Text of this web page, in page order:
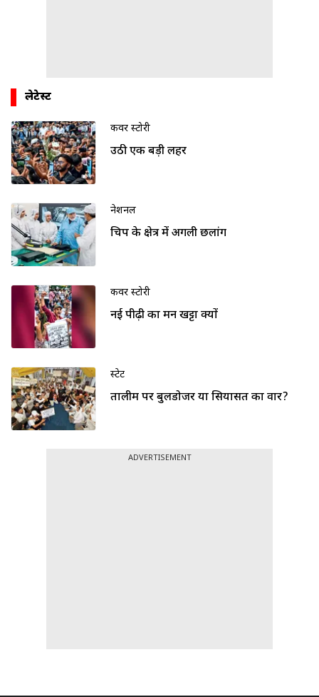
लेटेस्ट
कवर स्टोरी
उठी एक बड़ी लहर
नेशनल
चिप के क्षेत्र में अगली छलांग
कवर स्टोरी
नई पीढ़ी का मन खट्टा क्यों
स्टेट
तालीम पर बुलडोजर या सियासत का वार?
ADVERTISEMENT